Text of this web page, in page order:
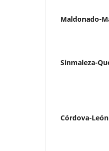
Maldonado-
Sinmaleza-
Córdova-